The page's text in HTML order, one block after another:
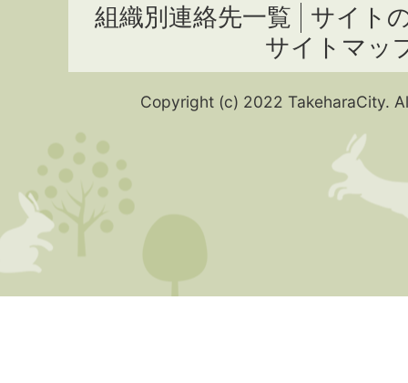
組織別連絡先一覧
サイト
サイトマッ
Copyright (c) 2022 TakeharaCity.